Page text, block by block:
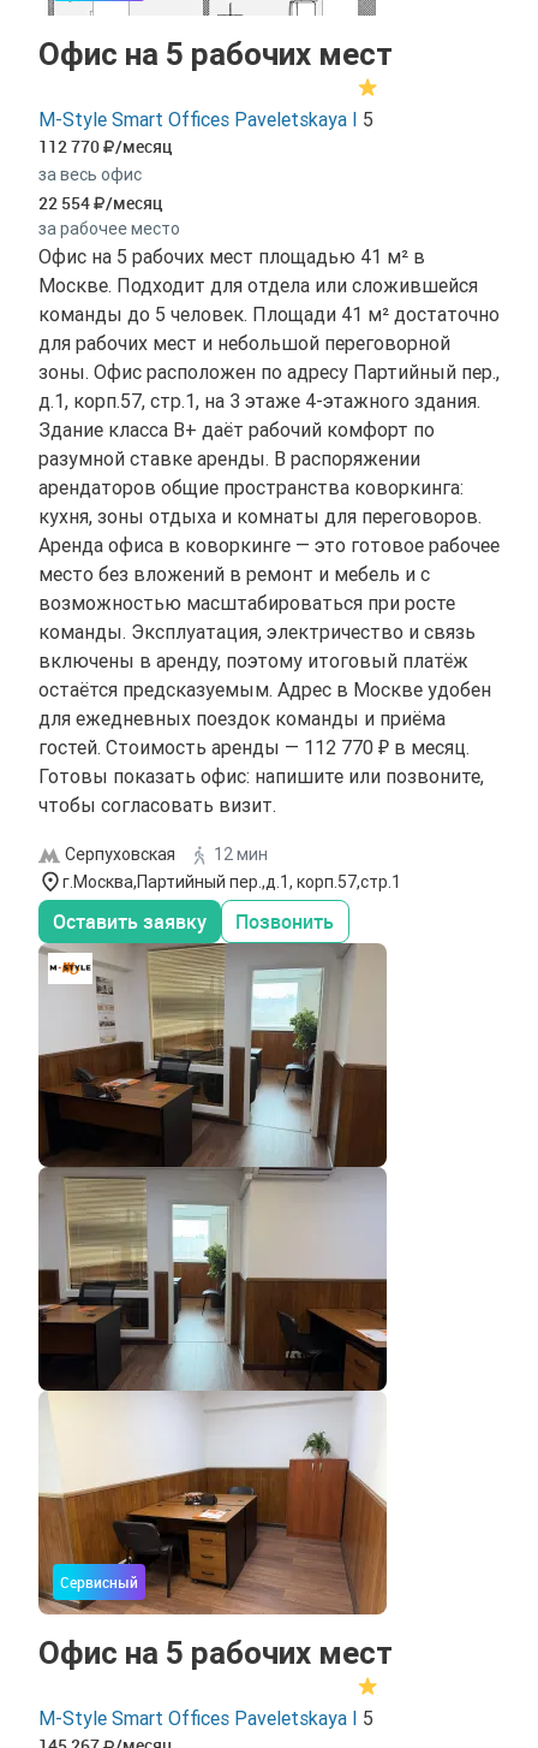
Офис на 5 рабочих мест
M-Style Smart Offices Paveletskaya I 5
112 770 /месяц
за весь офис
22 554 /месяц
за рабочее место
Офис на 5 рабочих мест площадью 41 м² в
Москве. Подходит для отдела или сложившейся
команды до 5 человек. Площади 41 м² достаточно
для рабочих мест и небольшой переговорной
зоны. Офис расположен по адресу Партийный пер.,
д.1, корп.57, стр.1, на 3 этаже 4-этажного здания.
Здание класса B+ даёт рабочий комфорт по
разумной ставке аренды. В распоряжении
арендаторов общие пространства коворкинга:
кухня, зоны отдыха и комнаты для переговоров.
Аренда офиса в коворкинге — это готовое рабочее
место без вложений в ремонт и мебель и с
возможностью масштабироваться при росте
команды. Эксплуатация, электричество и связь
включены в аренду, поэтому итоговый платёж
остаётся предсказуемым. Адрес в Москве удобен
для ежедневных поездок команды и приёма
гостей. Стоимость аренды — 112 770 ₽ в месяц.
Готовы показать офис: напишите или позвоните,
чтобы согласовать визит.
Серпуховская
12 мин
г.Москва,Партийный пер.,д.1, корп.57,стр.1
Оставить заявку Позвонить
Сервисный
Офис на 5 рабочих мест
M-Style Smart Offices Paveletskaya I 5